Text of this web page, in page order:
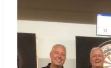
ERFOLGREICH
IN
DIE